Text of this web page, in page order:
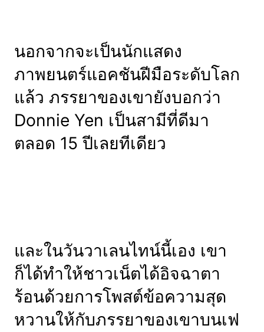
นอกจากจะเป็นนักแสดง
ภาพยนตร์แอคชันฝีมือระดับโลก
แล้ว ภรรยาของเขายังบอกว่า
Donnie Yen เป็นสามีที่ดีมา
ตลอด 15 ปีเลยทีเดียว
และในวันวาเลนไทน์นี้เอง เขา
ก็ได้ทำให้ชาวเน็ตได้อิจฉาตา
ร้อนด้วยการโพสต์ข้อความสุด
หวานให้กับภรรยาของเขาบนเฟ